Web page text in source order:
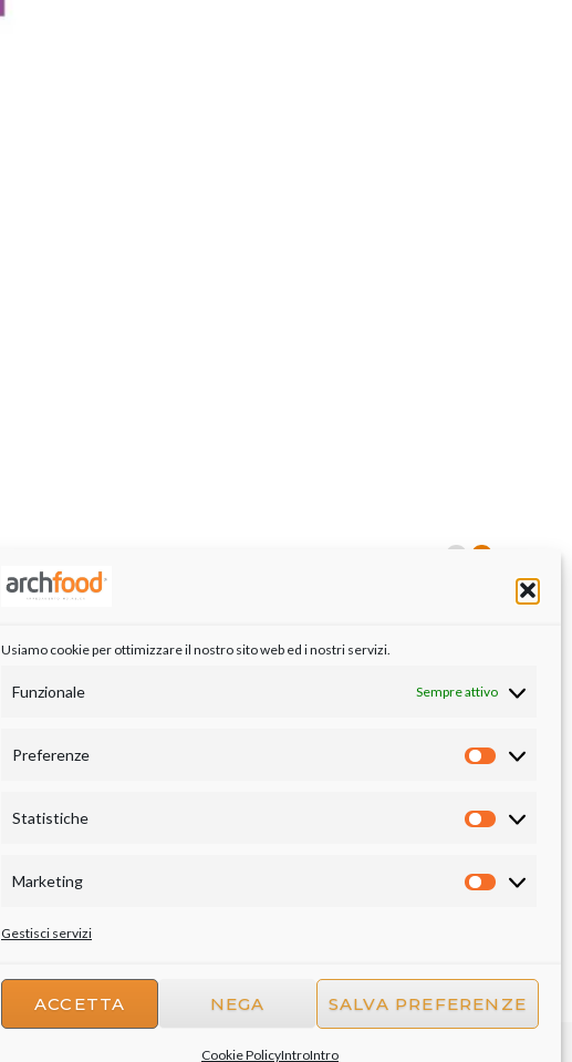
Usiamo cookie per ottimizzare il nostro sito web ed i nostri servizi.
Funzionale Sempre attivo
Preferenze
Preferenze
Statistiche
Statistiche
Marketing
Marketing
Gestisci servizi
ACCETTA NEGA SALVA PREFERENZE
Cookie PolicyIntroIntro